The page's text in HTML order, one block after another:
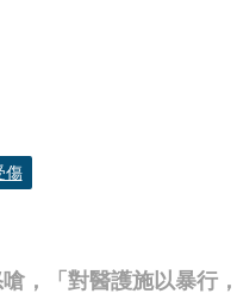
，「對醫護施以暴行
傷